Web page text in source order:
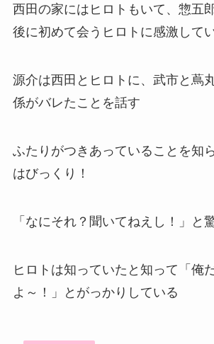
西田の家にはヒロトもいて、惣五
後に初めて会うヒロトに感激して
源介は西田とヒロトに、武市と蔦
係がバレたことを話す
ふたりがつきあっていることを知
はびっくり！
「なにそれ？聞いてねえし！」と
ヒロトは知っていたと知って「俺
よ～！」とがっかりしている